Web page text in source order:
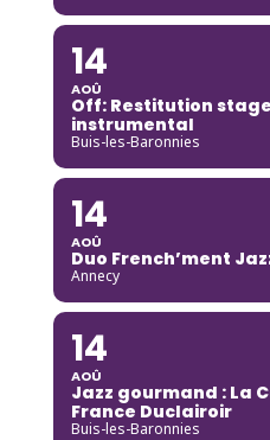
14
AOÛ
Off: Restitution
instrumental
Buis-les-Baronnies
14
AOÛ
Duo French’ment
Annecy
14
AOÛ
Jazz gourmand : La
France Duclairoir
Buis-les-Baronnies